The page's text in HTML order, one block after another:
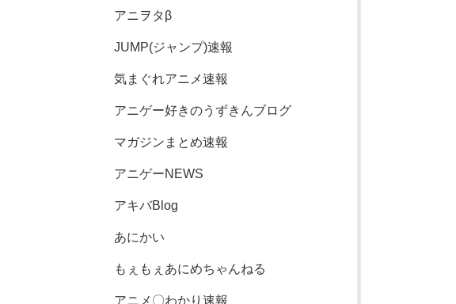
アニヲタβ
JUMP(ジャンプ)速報
気まぐれアニメ速報
アニゲー好きのうずきんブログ
マガジンまとめ速報
アニゲーNEWS
アキバBlog
あにかい
もぇもぇあにめちゃんねる
アニメ〇わかり速報